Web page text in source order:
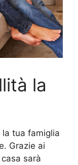
la
tua famiglia
Grazie ai
sarà